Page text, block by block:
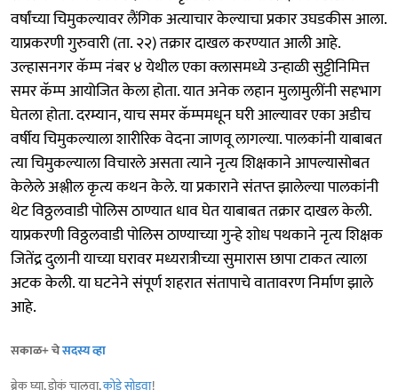
वर्षांच्या चिमुकल्यावर लैंगिक अत्याचार केल्याचा प्रकार उघडकीस आला.
याप्रकरणी गुरुवारी (ता. २२) तक्रार दाखल करण्यात आली आहे.
उल्हासनगर कॅम्प नंबर ४ येथील एका क्लासमध्ये उन्हाळी सुट्टीनिमित्त
समर कॅम्प आयोजित केला होता. यात अनेक लहान मुलामुलींनी सहभाग
घेतला होता. दरम्यान, याच समर कॅम्पमधून घरी आल्यावर एका अडीच
वर्षीय चिमुकल्याला शारीरिक वेदना जाणवू लागल्या. पालकांनी याबाबत
त्या चिमुकल्याला विचारले असता त्याने नृत्य शिक्षकाने आपल्यासोबत
केलेले अश्लील कृत्य कथन केले. या प्रकाराने संतप्त झालेल्या पालकांनी
थेट विठ्ठलवाडी पोलिस ठाण्यात धाव घेत याबाबत तक्रार दाखल केली.
याप्रकरणी विठ्ठलवाडी पोलिस ठाण्याच्या गुन्हे शोध पथकाने नृत्य शिक्षक
जितेंद्र दुलानी याच्या घरावर मध्यरात्रीच्या सुमारास छापा टाकत त्याला
अटक केली. या घटनेने संपूर्ण शहरात संतापाचे वातावरण निर्माण झाले
आहे.
सकाळ+ चेसदस्य व्हा
ब्रेक घ्या, डोकं चालवा,कोडे सोडवा!